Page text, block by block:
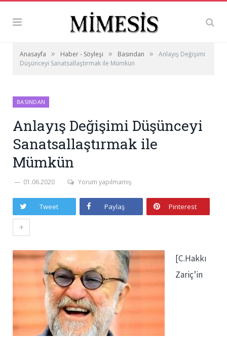
Anasayfa » Haber - Söyleşi » Basından »
Anlayış Değişimi
Düşünceyi Sanatsallaştırmak ile Mümkün
BASINDAN
Anlayış Değişimi Düşünceyi
Sanatsallaştırmak ile
Mümkün
01.06.2020 Yorum yapılmamış
Tweet Paylaş Pinterest
+
[C.Hakkı
Zariç’in